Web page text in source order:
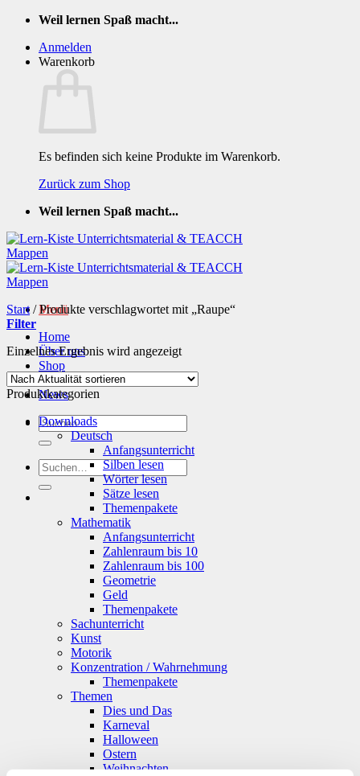
Zum
springen
Weil lernen Spaß macht...
Anmelden
Warenkorb
Es befinden sich keine Produkte im Warenkorb.
Zurück zum Shop
Weil lernen Spaß macht...
Menü
Home
Über uns
Shop
Info
News
Suchen
nach:
Suchen
nach:
Start /Produkte verschlagwortet mit „Raupe“
Filter
Einzelnes Ergebnis wird angezeigt
Produktkategorien
Downloads
Deutsch
Anfangsunterricht
Silben lesen
Wörter lesen
Sätze lesen
Themenpakete
Mathematik
Anfangsunterricht
Zahlenraum bis 10
Zahlenraum bis 100
Geometrie
Geld
Themenpakete
Sachunterricht
Kunst
Motorik
Konzentration / Wahrnehmung
Themenpakete
Themen
Dies und Das
Karneval
Halloween
Ostern
Weihnachten